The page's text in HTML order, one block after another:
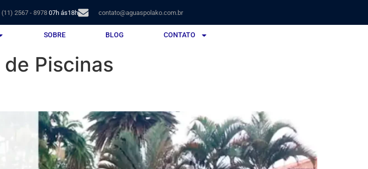
(11) 2567 - 8978 07h ás18h contato@aguaspolako.com.br
SOBRE BLOG CONTATO
Piscinas